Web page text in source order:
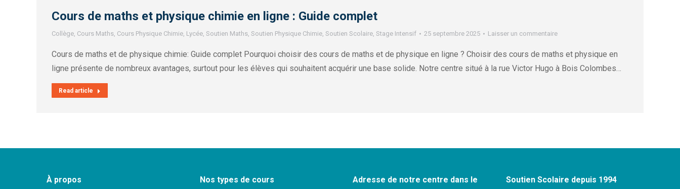
Cours de maths et physique chimie en ligne : Guide complet
Collège, Cours Maths, Cours Physique Chimie, Lycée, Soutien Maths, Soutien Physique Chimie, Soutien Scolaire, Stage Intensif 25 septembre 2025 Laisser un commentaire
Cours de maths et de physique chimie: Guide complet Pourquoi choisir des cours de maths et de physique en ligne ? Choisir des cours de maths et physique en
ligne présente de nombreux avantages, surtout pour les élèves qui souhaitent acquérir une base solide. Notre centre situé à la rue Victor Hugo à Bois Colombes…
Read article
À propos Nos types de cours
Adresse de notre centre dans le
Soutien Scolaire depuis 1994